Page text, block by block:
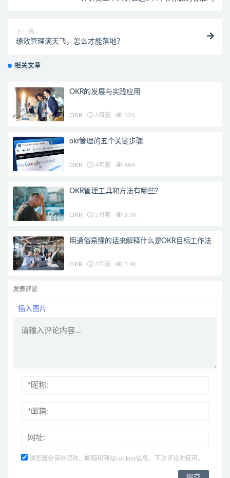
下一篇
绩效管理满天飞，怎么才能落地？
相关文章
OKR的发展与实践应用
OKR 6月前 326
okr管理的五个关键步骤
OKR 4年前 484
OKR管理工具和方法有哪些？
OKR 5月前 8.7K
用通俗易懂的话来解释什么是OKR目标工作法
OKR 3年前 3.9K
发表评论
插入图片
浏览器会保存昵称、邮箱和网站cookies信息，下次评论时使用。